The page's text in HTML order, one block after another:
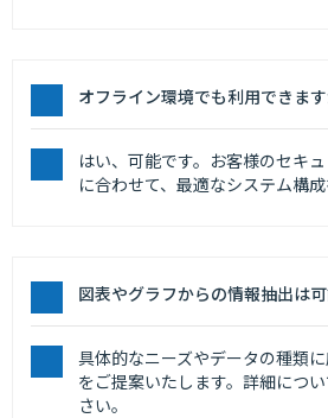
オフライン環境でも利用できま
はい、可能です。お客様のセキ
に合わせて、最適なシステム構成
図表やグラフからの情報抽出は
具体的なニーズやデータの種類
をご提案いたします。詳細につ
さい。